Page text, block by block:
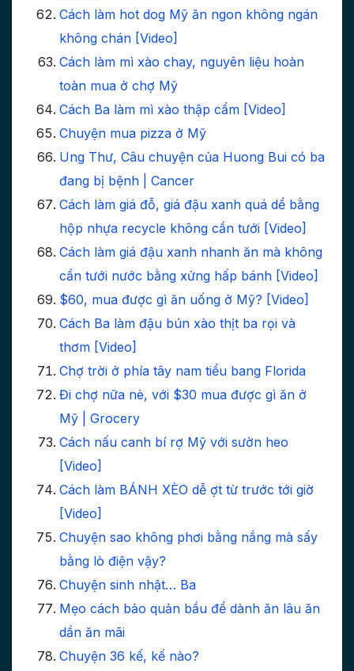
Cách làm hot dog Mỹ ăn ngon không ngán
không chán [Video]
Cách làm mì xào chay, nguyên liệu hoàn
toàn mua ở chợ Mỹ
Cách Ba làm mì xào thập cẩm [Video]
Chuyện mua pizza ở Mỹ
Ung Thư, Câu chuyện của Huong Bui có ba
đang bị bệnh | Cancer
Cách làm giá đỗ, giá đậu xanh quá dể bằng
hộp nhựa recycle không cần tưới [Video]
Cách làm giá đậu xanh nhanh ăn mà không
cần tưới nước bằng xửng hấp bánh [Video]
$60, mua được gì ăn uống ở Mỹ? [Video]
Cách Ba làm đậu bún xào thịt ba rọi và
thơm [Video]
Chợ trời ở phía tây nam tiểu bang Florida
Đi chợ nữa nè, với $30 mua được gì ăn ở
Mỹ | Grocery
Cách nấu canh bí rợ Mỹ với sườn heo
[Video]
Cách làm BÁNH XÈO dễ ợt từ trước tới giờ
[Video]
Chuyện sao không phơi bằng nắng mà sấy
bằng lò điện vậy?
Chuyện sinh nhật… Ba
Mẹo cách bảo quản bầu để dành ăn lâu ăn
dần ăn mãi
Chuyện 36 kế, kế nào?